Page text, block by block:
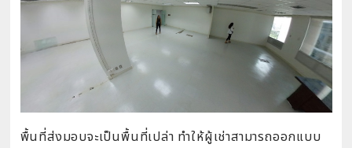
พื้นที่ส่งมอบจะเป็นพื้นที่เปล่า ทำให้ผู้เช่าสามารถออกแบบ